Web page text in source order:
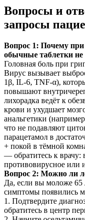
Вопросы и
запросы
Вопрос 1: Почему при
обычные таблетки не
Головная боль при
Вирус вызывает
1β, IL-6, TNF-α),
повышают
лихорадка ведёт к
крови и ухудшает
анальгетики
что не подавляют
парацетамол в
+ покой в тёмной
— обратитесь к врачу:
противовирусное или
Вопрос 2: Можно ли
Да, если вы моложе 65
симптомы появились
1. Подтвердите
обратитесь в центр